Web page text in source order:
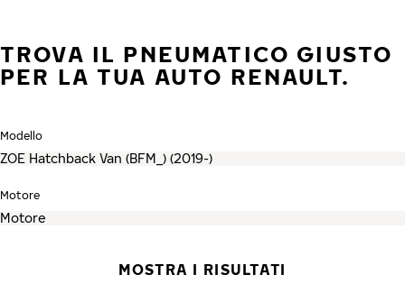
TROVA IL PNEUMATICO GIUSTO
PER LA TUA AUTO RENAULT.
Modello
Motore
MOSTRA I RISULTATI